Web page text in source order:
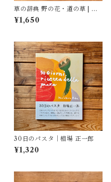
草の辞典 野の花・道の草 | 森
乃おと, ささきみえこ（イラス
ト）
¥1,650
30日のパスタ｜相場 正一郎
¥1,320